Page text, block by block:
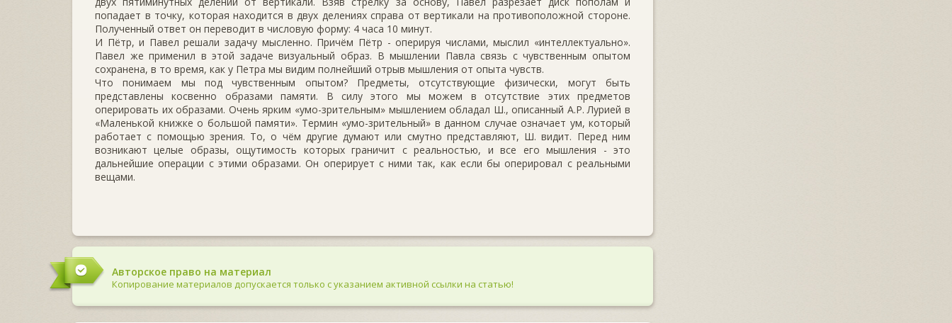
попадает в точку, которая находится в двух делениях справа от вертикали на противоположной стороне.
Полученный ответ он переводит в числовую форму: 4 часа 10 минут.
И Пётр, и Павел решали задачу мысленно. Причём Пётр - оперируя числами, мыслил «интеллектуально».
Павел же применил в этой задаче визуальный образ. В мышлении Павла связь с чувственным опытом
сохранена, в то время, как у Петра мы видим полнейший отрыв мышления от опыта чувств.
Что понимаем мы под чувственным опытом? Предметы, отсутствующие физически, могут быть
представлены косвенно образами памяти. В силу этого мы можем в отсутствие этих предметов
оперировать их образами. Очень ярким «умо-зрительным» мышлением обладал Ш., описанный А.Р. Лурией в
«Маленькой книжке о большой памяти». Термин «умо-зрительный» в данном случае означает ум, который
работает с помощью зрения. То, о чём другие думают или смутно представляют, Ш. видит. Перед ним
возникают целые образы, ощутимость которых граничит с реальностью, и все его мышления - это
дальнейшие операции с этими образами. Он оперирует с ними так, как если бы оперировал с реальными
вещами.
Авторское право на материал
Копирование материалов допускается только с указанием активной ссылки на статью!